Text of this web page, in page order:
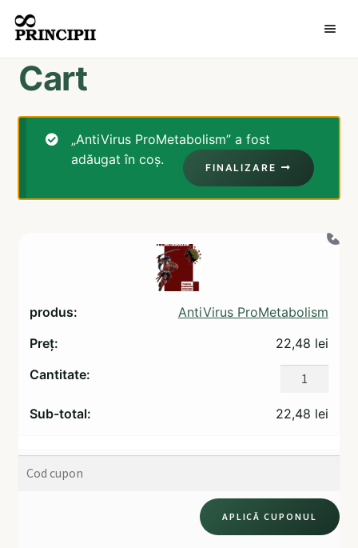
Cart
„AntiVirus ProMetabolism” a fost
adăugat în coș.
FINALIZARE
AntiVirus ProMetabolism
22,48 lei
Cantitate
22,48 lei
APLICĂ CUPONUL